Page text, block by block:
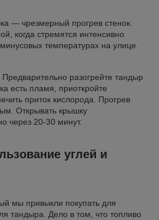
— чрезмерный прогрев стенок.
когда стремятся интенсивно
температурах на улице.
Предварительно разогрейте тандыр
есть пламя, приоткройте
приток кислорода. Прогрев
Открывать крышку
через 20-30 минут.
углей и
мы привыкли покупать для
тандыра. Дело в том, что топливо